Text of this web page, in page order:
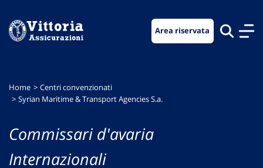
menu
contenuto
footer
Area riservata
Home
Centri convenzionati
Syrian Maritime & Transport Agencies S.a.
Commissari d'avaria
Internazionali